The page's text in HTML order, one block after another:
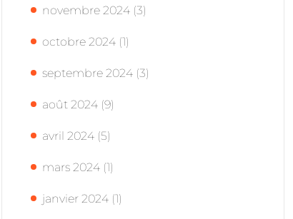
novembre 2024 (3)
octobre 2024 (1)
septembre 2024 (3)
août 2024 (9)
avril 2024 (5)
mars 2024 (1)
janvier 2024 (1)